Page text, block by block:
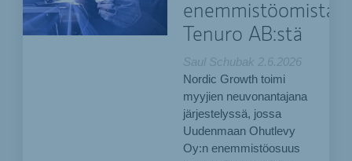
Tenuro AB:stä
Saul Schubak 2.6.2026
Nordic Growth toimi
myyjien neuvonantajana
järjestelyssä, jossa
Uudenmaan Ohutlevy
Oy:n enemmistöosuus